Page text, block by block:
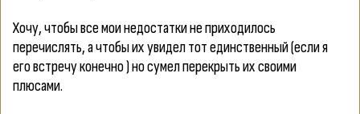
Хочу, чтобы все мои недостатки не приходилось
перечислять, а чтобы их увидел тот единственный (если я
его встречу конечно ) но сумел перекрыть их своими
плюсами.